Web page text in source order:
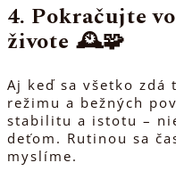
4. Pokračujte
živote 🕰️🧩
Aj keď sa všetko zdá
režimu a bežných
stabilitu a istotu –
deťom. Rutinou sa
myslíme.